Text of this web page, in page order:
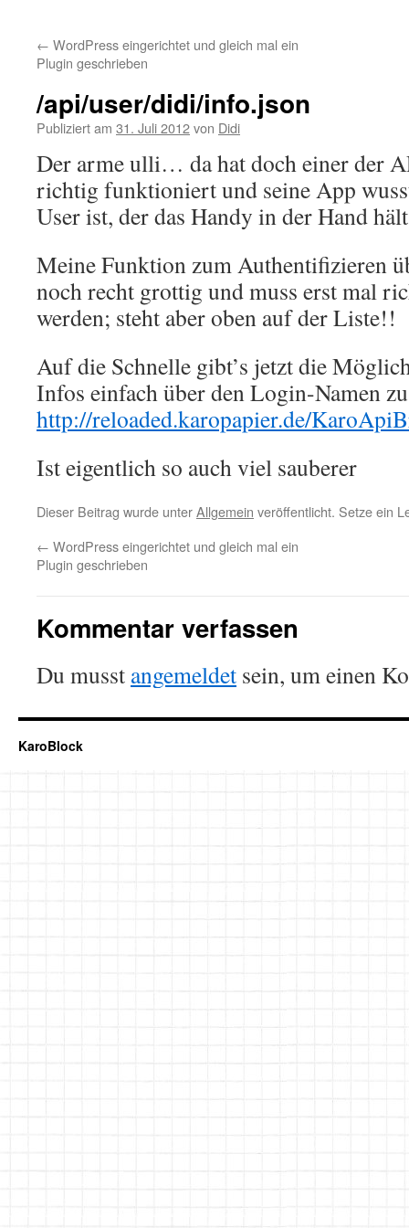
springen
← WordPress eingerichtet und gleich mal ein
Plugin geschrieben
/api/user/didi/info.json
Publiziert am 31. Juli 2012von Didi
Der arme ulli… da hat doch einer der
richtig funktioniert und seine App
User ist, der das Handy in der Hand
Meine Funktion zum Authentifizieren
noch recht grottig und muss erst mal
werden; steht aber oben auf der Liste!!
Auf die Schnelle gibt’s jetzt die
Infos einfach über den Login-Namen
http://reloaded.karopapier.de/
Ist eigentlich so auch viel sauberer
Dieser Beitrag wurde unterAllgemein veröffentlicht. Setze ein
← WordPress eingerichtet und gleich mal ein
Plugin geschrieben
Kommentar verfassen
Du musst angemeldet sein, um einen
KaroBlock